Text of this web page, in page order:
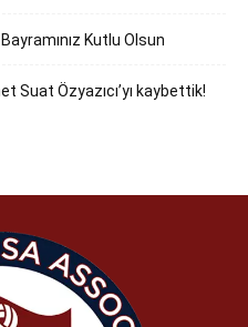
Kutlu Olsun
Suat Özyazıcı’yı kaybettik!